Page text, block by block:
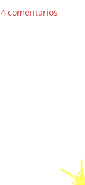
4 comentarios